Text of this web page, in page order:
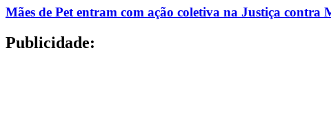
Mães de Pet entram com ação coletiva na Justiça contra
Publicidade: